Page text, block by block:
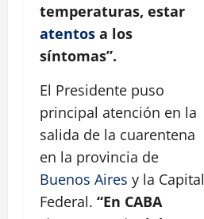
temperaturas, estar
atentos a los
síntomas”.
El Presidente puso
principal atención en la
salida de la cuarentena
en la provincia de
Buenos Aires y la Capital
Federal. “En CABA